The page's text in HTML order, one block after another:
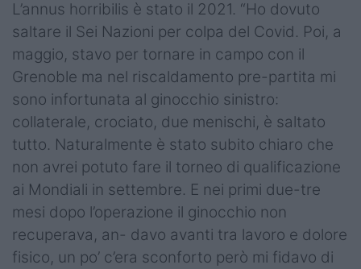
L’annus horribilis è stato il 2021. “Ho dovuto
saltare il Sei Nazioni per colpa del Covid. Poi, a
maggio, stavo per tornare in campo con il
Grenoble ma nel riscaldamento pre-partita mi
sono infortunata al ginocchio sinistro:
collaterale, crociato, due menischi, è saltato
tutto. Naturalmente è stato subito chiaro che
non avrei potuto fare il torneo di qualificazione
ai Mondiali in settembre. E nei primi due-tre
mesi dopo l’operazione il ginocchio non
recuperava, an- davo avanti tra lavoro e dolore
fisico, un po’ c’era sconforto però mi fidavo di